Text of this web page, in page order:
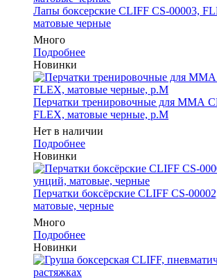
Лапы боксерские CLIFF CS-00003,
матовые черные
Много
Подробнее
Новинки
Перчатки тренировочные для ММА
FLEX, матовые черные, р.M
Нет в наличии
Подробнее
Новинки
Перчатки боксёрские CLIFF CS-
матовые, черные
Много
Подробнее
Новинки